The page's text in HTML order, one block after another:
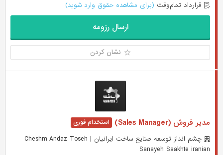
قرارداد تمام‌وقت (برای مشاهده حقوق وارد شوید)
ارسال رزومه
نشان کردن
مدیر فروش (Sales Manager)
چشم انداز توسعه صنایع ساخت ایرانیان | Cheshm Andaz Toseh
Sanayeh Saakhte iranian